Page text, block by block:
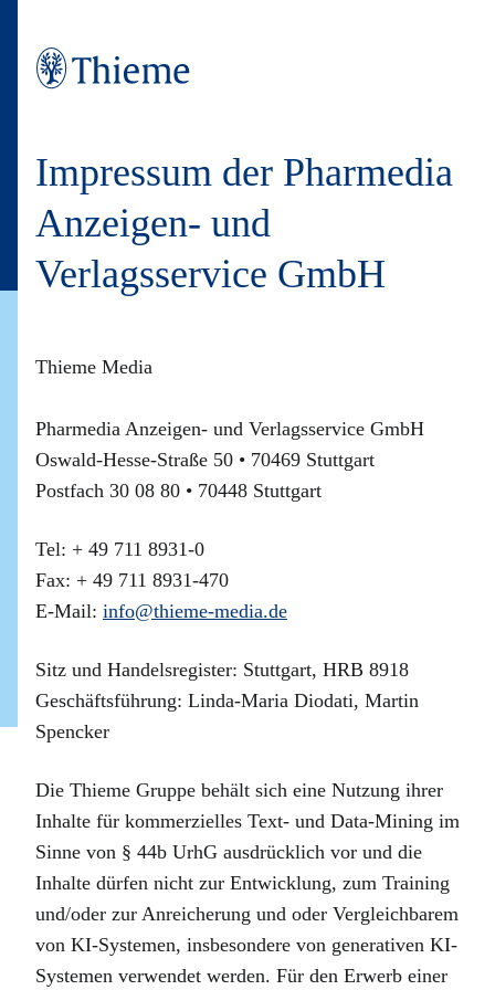
Impressum der Pharmedia
Anzeigen- und
Verlagsservice GmbH
Thieme Media
Pharmedia Anzeigen- und Verlagsservice GmbH
Oswald-Hesse-Straße 50 • 70469 Stuttgart
Postfach 30 08 80 • 70448 Stuttgart
Tel: + 49 711 8931-0
Fax: + 49 711 8931-470
E-Mail: info@thieme-media.de
Sitz und Handelsregister: Stuttgart, HRB 8918
Geschäftsführung: Linda-Maria Diodati, Martin
Spencker
Die Thieme Gruppe behält sich eine Nutzung ihrer
Inhalte für kommerzielles Text- und Data-Mining im
Sinne von § 44b UrhG ausdrücklich vor und die
Inhalte dürfen nicht zur Entwicklung, zum Training
und/oder zur Anreicherung und oder Vergleichbarem
von KI-Systemen, insbesondere von generativen KI-
Systemen verwendet werden. Für den Erwerb einer